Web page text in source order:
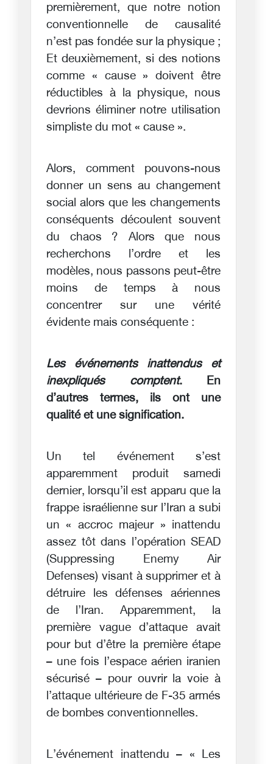
premièrement, que notre notion
conventionnelle de causalité
n’est pas fondée sur la physique ;
Et deuxièmement, si des notions
comme « cause » doivent être
réductibles à la physique, nous
devrions éliminer notre utilisation
simpliste du mot « cause ».
Alors, comment pouvons-nous
donner un sens au changement
social alors que les changements
conséquents découlent souvent
du chaos ? Alors que nous
recherchons l’ordre et les
modèles, nous passons peut-être
moins de temps à nous
concentrer sur une vérité
évidente mais conséquente :
Les événements inattendus et
inexpliqués comptent. En
d’autres termes, ils ont une
qualité et une signification.
Un tel événement s’est
apparemment produit samedi
dernier, lorsqu’il est apparu que la
frappe israélienne sur l’Iran a subi
un « accroc majeur » inattendu
assez tôt dans l’opération SEAD
(Suppressing Enemy Air
Defenses) visant à supprimer et à
détruire les défenses aériennes
de l’Iran. Apparemment, la
première vague d’attaque avait
pour but d’être la première étape
– une fois l’espace aérien iranien
sécurisé – pour ouvrir la voie à
l’attaque ultérieure de F-35 armés
de bombes conventionnelles.
L’événement inattendu – « Les